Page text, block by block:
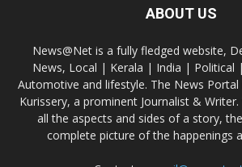
ABOUT US
News@Net is a fully fledged website,
News, Local | Kerala | India | Political
Automotive and lifestyle. The News
Kurissery, a prominent Journalist &
all the aspects and sides of a story,
complete picture of the happenings